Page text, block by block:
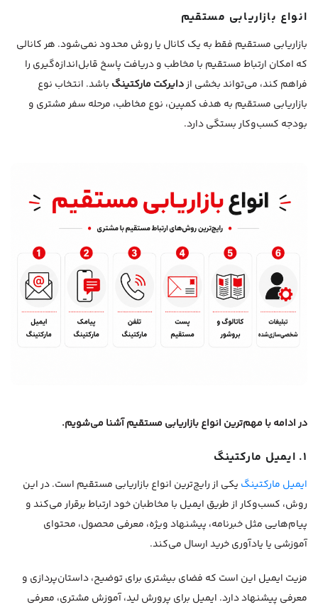
انواع بازاریابی مستقیم
بازاریابی مستقیم فقط به یک کانال یا روش محدود نمی‌شود. هر کانالی
که امکان ارتباط مستقیم با مخاطب و دریافت پاسخ قابل‌اندازه‌گیری را
فراهم کند، می‌تواند بخشی ازدایرکت مارکتینگ باشد. انتخاب نوع
بازاریابی مستقیم به هدف کمپین، نوع مخاطب، مرحله سفر مشتری و
بودجه کسب‌وکار بستگی دارد.
در ادامه با مهم‌ترین انواع بازاریابی مستقیم آشنا می‌شویم.
۱. ایمیل مارکتینگ
ایمیل مارکتینگ یکی از رایج‌ترین انواع بازاریابی مستقیم است. در این
روش، کسب‌وکار از طریق ایمیل با مخاطبان خود ارتباط برقرار می‌کند و
پیام‌هایی مثل خبرنامه، پیشنهاد ویژه، معرفی محصول، محتوای
آموزشی یا یادآوری خرید ارسال می‌کند.
مزیت ایمیل این است که فضای بیشتری برای توضیح، داستان‌پردازی و
معرفی پیشنهاد دارد. ایمیل برای پرورش لید، آموزش مشتری، معرفی